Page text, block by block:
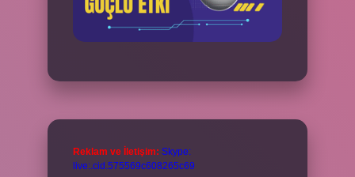
Reklam ve İletişim: Skype:
live:.cid.575569c608265c69